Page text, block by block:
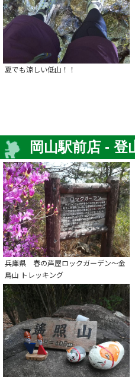
夏でも涼しい低山！！
岡山駅前店 - 登
兵庫県 春の芦屋ロックガーデン～金
鳥山 トレッキング